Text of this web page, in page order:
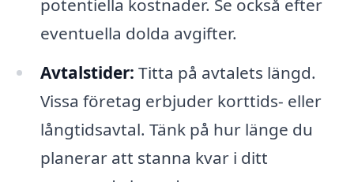
potentiella kostnader. Se också efter
eventuella dolda avgifter.
Avtalstider: Titta på avtalets längd.
Vissa företag erbjuder korttids- eller
långtidsavtal. Tänk på hur länge du
planerar att stanna kvar i ditt